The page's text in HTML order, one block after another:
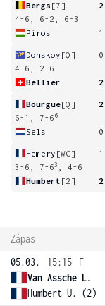
Bergs [7]
2
4-6, 6-2, 6-3
Piros
1
Donskoy [Q]
0
4-6, 2-6
Bellier
2
Bourgue[Q]
2
6-1, 7-6 6
Sels 0
Hemery [WC]
1
3-6, 7-63
, 4-6
Humbert [2] 2
Zápas
05.03.
15:15
F
Van Assche L.
Humbert U. (2)